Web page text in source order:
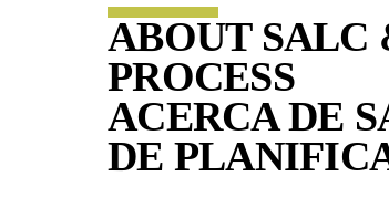
ABOUT SALC
PROCESS
ACERCA DE
DE